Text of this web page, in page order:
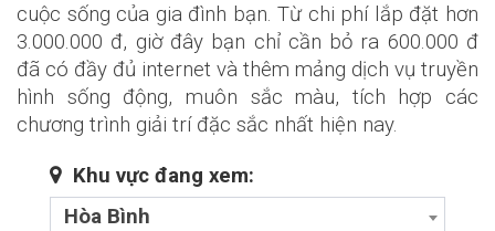
cuộc sống của gia đình bạn. Từ chi phí lắp đặt hơn
3.000.000 đ, giờ đây bạn chỉ cần bỏ ra 600.000 đ
đã có đầy đủ internet và thêm mảng dịch vụ truyền
hình sống động, muôn sắc màu, tích hợp các
chương trình giải trí đặc sắc nhất hiện nay.
Khu vực đang xem:
Hòa Bình